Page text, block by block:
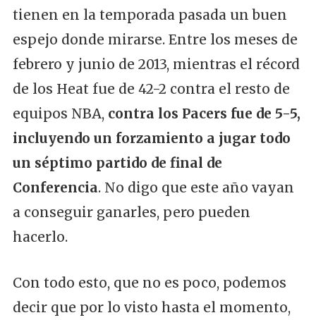
tienen en la temporada pasada un buen
espejo donde mirarse. Entre los meses de
febrero y junio de 2013, mientras el récord
de los Heat fue de 42-2 contra el resto de
equipos NBA, contra los Pacers fue de 5-5,
incluyendo un forzamiento a jugar todo
un séptimo partido de final de
Conferencia. No digo que este año vayan
a conseguir ganarles, pero pueden
hacerlo.
Con todo esto, que no es poco, podemos
decir que por lo visto hasta el momento,